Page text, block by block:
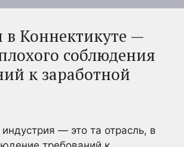
в Коннектикуте —
соблюдения
к заработной
— это та отрасль, в